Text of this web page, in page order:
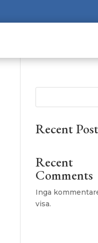
Recent
Recent
Comments
Inga
visa.